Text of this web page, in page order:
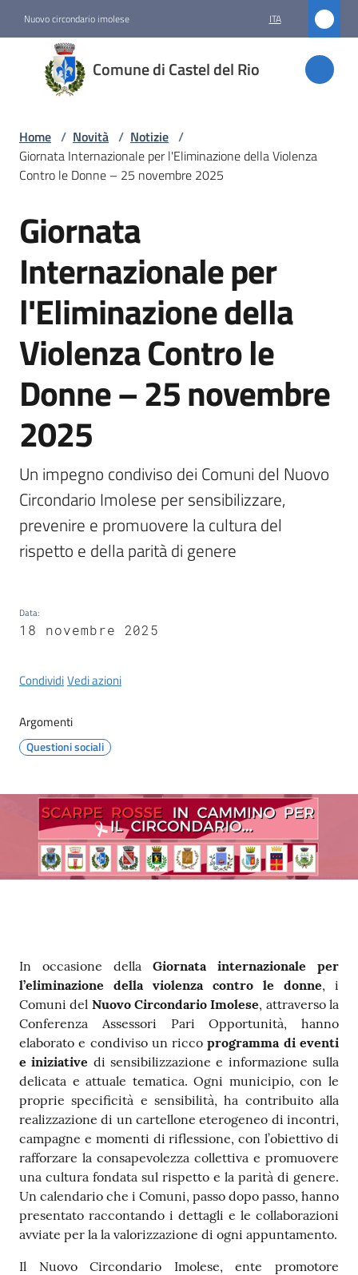
Nuovo circondario imolese ITA
Comune di Castel del Rio
Comune
di
Castel
Novità
Menu selezionato
Servizi
Vivere
Castel
del
Rio
Servizi
on-
line
gli
argomenti
Home / Novità / Notizie /
Giornata Internazionale per l'Eliminazione della Violenza
Contro le Donne – 25 novembre 2025
Salta al contenuto
Giornata
Internazionale per
l'Eliminazione della
Violenza Contro le
Donne – 25 novembre
2025
Un impegno condiviso dei Comuni del Nuovo
Circondario Imolese per sensibilizzare,
prevenire e promuovere la cultura del
rispetto e della parità di genere
Data:
18 novembre 2025
CondividiVedi azioni
Argomenti
Questioni sociali
Contenuto
In occasione della Giornata internazionale per
l’eliminazione della violenza contro le donne, i
Comuni del Nuovo Circondario Imolese, attraverso la
Conferenza Assessori Pari Opportunità, hanno
elaborato e condiviso un riccoprogramma di eventi
e iniziative di sensibilizzazione e informazione sulla
delicata e attuale tematica. Ogni municipio, con le
proprie specificità e sensibilità, ha contribuito alla
realizzazione di un cartellone eterogeneo di incontri,
campagne e momenti di riflessione, con l’obiettivo di
rafforzare la consapevolezza collettiva e promuovere
una cultura fondata sul rispetto e la parità di genere.
Un calendario che i Comuni, passo dopo passo, hanno
presentato raccontando i dettagli e le collaborazioni
avviate per la la valorizzazione di ogni appuntamento.
Il Nuovo Circondario Imolese, ente promotore